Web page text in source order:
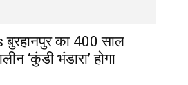
का 400 साल
‘कुंडी भंडारा’ होगा